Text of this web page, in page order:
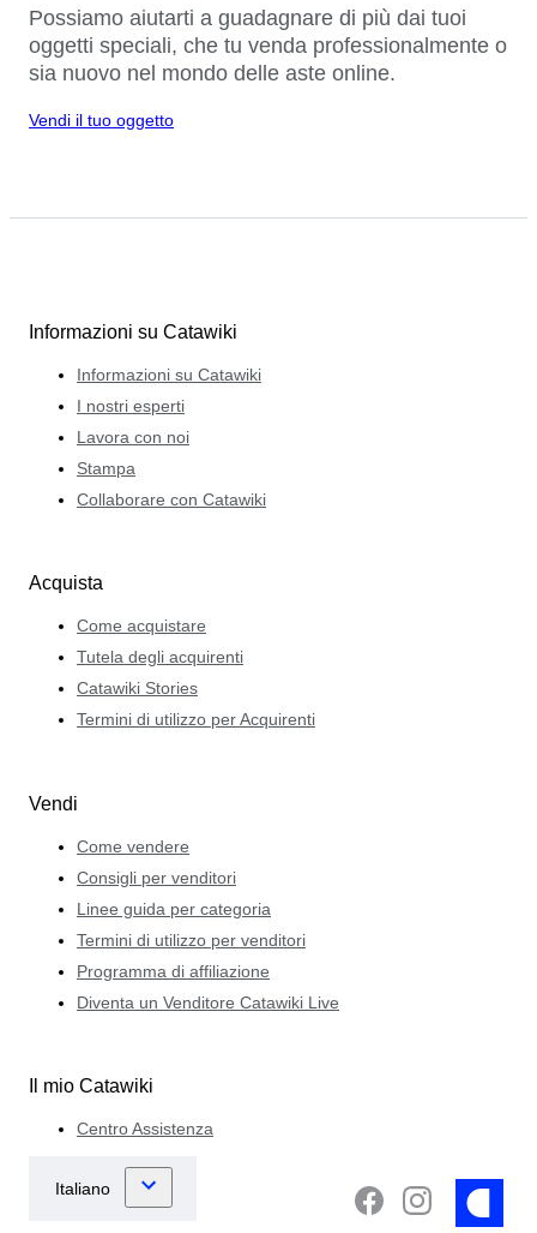
Possiamo aiutarti a guadagnare di più dai tuoi
oggetti speciali, che tu venda professionalmente o
sia nuovo nel mondo delle aste online.
Vendi il tuo oggetto
Informazioni su Catawiki
Informazioni su Catawiki
I nostri esperti
Lavora con noi
Stampa
Collaborare con Catawiki
Acquista
Come acquistare
Tutela degli acquirenti
Catawiki Stories
Termini di utilizzo per Acquirenti
Vendi
Come vendere
Consigli per venditori
Linee guida per categoria
Termini di utilizzo per venditori
Programma di affiliazione
Diventa un Venditore Catawiki Live
Il mio Catawiki
Centro Assistenza